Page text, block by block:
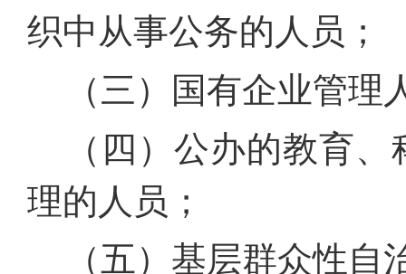
织中从事公务的人员；
（三）国有企业管理
（四）公办的教育
理的人员；
（五）基层群众性